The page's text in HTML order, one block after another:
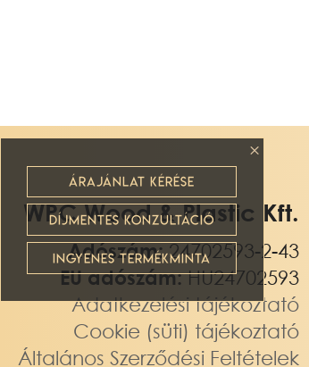
M
ÁRAJÁNLAT KÉRÉSE
DÍJMENTES KONZULTÁCIÓ
INGYENES TERMÉKMINTA
WPC Wood & Plastic Kft.
Adószám:24702593-2-43
EU adószám:HU24702593
Adatkezelési tájékoztató
Cookie (süti) tájékoztató
Általános Szerződési Feltételek